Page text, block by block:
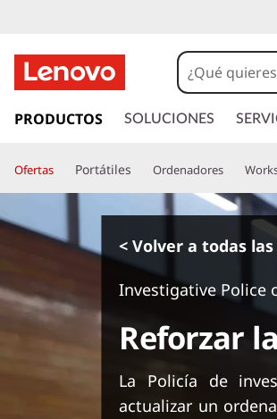
r
c
o
n
t
i
d
o
PRODUCTOS SOLUCIONES
Ofertas Portátiles Ordenadores
< Volver a todas
Investigative Police
Reforzar
La Policía de
actualizar un